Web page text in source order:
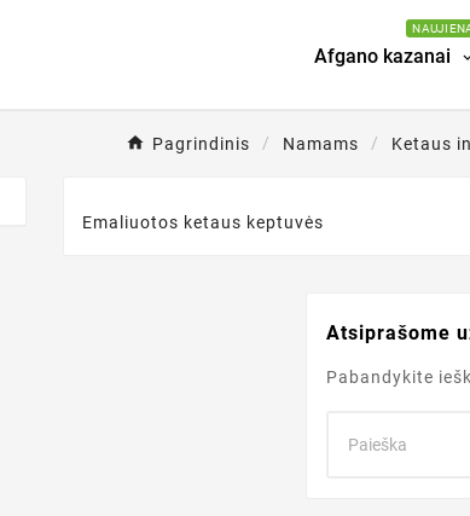
Afgano kazanai
Pagrindinis Namams Ketaus
Emaliuotos ketaus keptuvės
Atsiprašome
Pabandykite